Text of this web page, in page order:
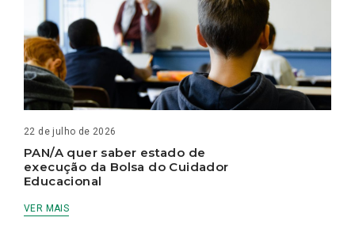
22 de julho de 2026
PAN/A quer saber estado de
execução da Bolsa do Cuidador
Educacional
VER MAIS